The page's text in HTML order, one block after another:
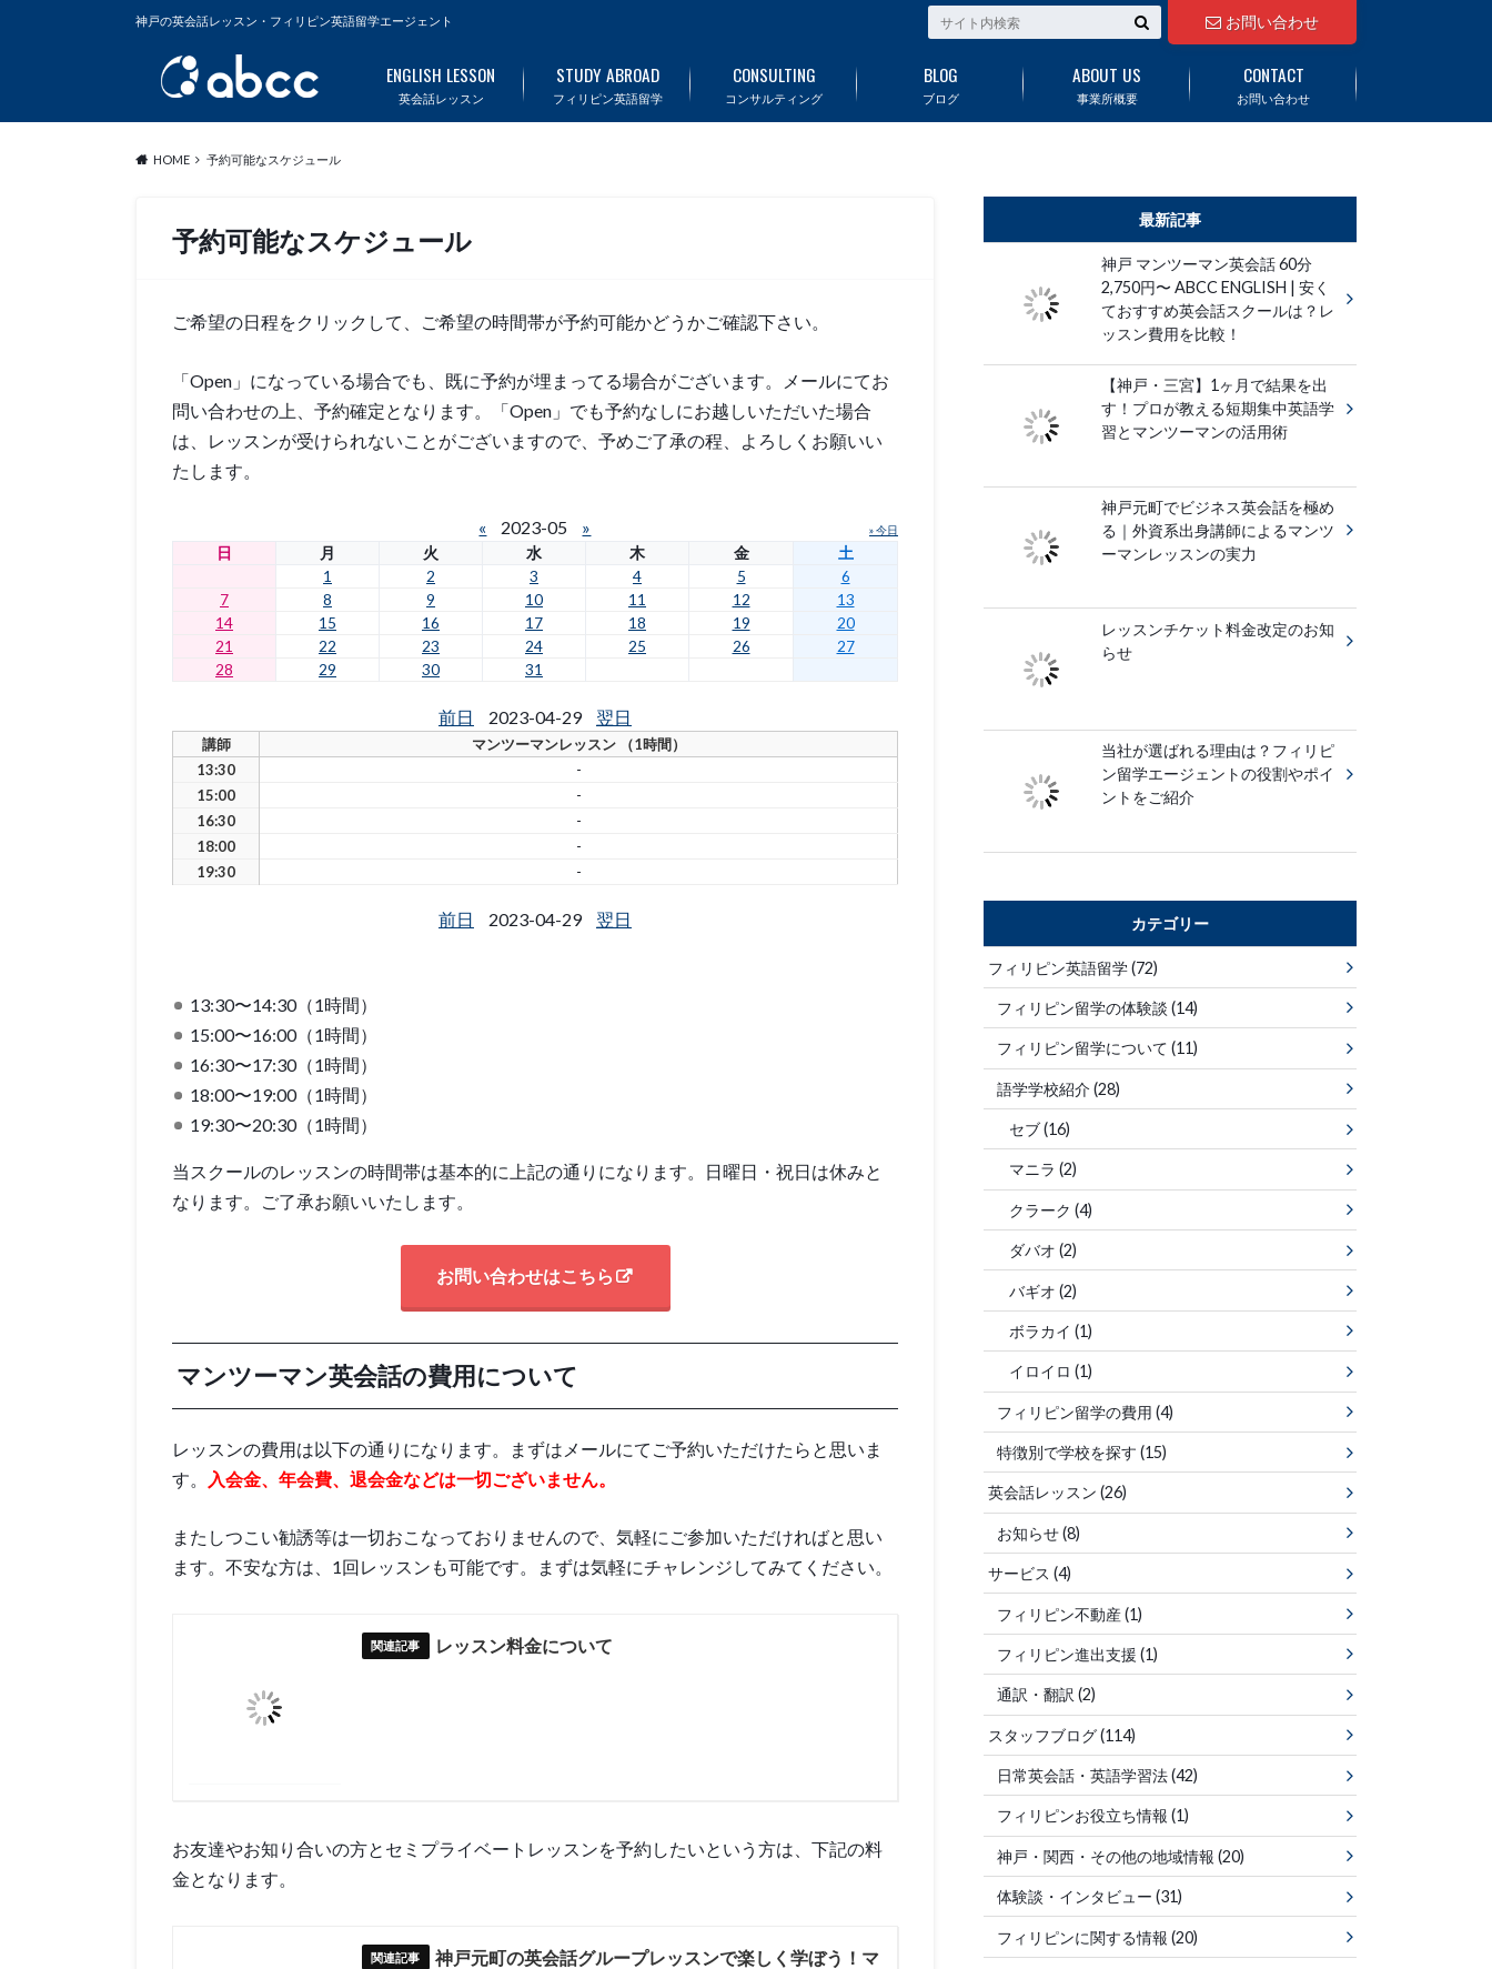
神戸の英会話レッスン・フィリピン英語留学エージェント お問い合わせ
英会話レッスン
ENGLISH LESSON
フィリピン英語留学
STUDY ABROAD
コンサルティング
CONSULTING
ブログ
BLOG
事業所概要
ABOUT US
お問い合わせ
CONTACT
HOME 予約可能なスケジュール
予約可能なスケジュール
ご希望の日程をクリックして、ご希望の時間帯が予約可能かどうかご確認下さい。
「Open」になっている場合でも、既に予約が埋まってる場合がございます。メールにてお
問い合わせの上、予約確定となります。「Open」でも予約なしにお越しいただいた場合
は、レッスンが受けられないことがございますので、予めご了承の程、よろしくお願いい
たします。
« 2023-05 » » 今日
日 月 火 水 木 金
土
1
2 3 4 5
6
7
8 9 10 11 12
13
14
15 16 17 18 19
20
21
22 23 24 25 26
27
28
29 30 31
前日 2023-04-29 翌日
講師
マンツーマンレッスン （1時間）
13:30
-
15:00
-
16:30
-
18:00
-
19:30
-
前日 2023-04-29 翌日
13:30〜14:30（1時間）
15:00〜16:00（1時間）
16:30〜17:30（1時間）
18:00〜19:00（1時間）
19:30〜20:30（1時間）
当スクールのレッスンの時間帯は基本的に上記の通りになります。日曜日・祝日は休みと
なります。ご了承お願いいたします。
お問い合わせはこちら
マンツーマン英会話の費用について
レッスンの費用は以下の通りになります。まずはメールにてご予約いただけたらと思いま
す。
入会金、年会費、退会金などは一切ございません。
またしつこい勧誘等は一切おこなっておりませんので、気軽にご参加いただければと思い
ます。不安な方は、1回レッスンも可能です。まずは気軽にチャレンジしてみてください。
レッスン料金について
お友達やお知り合いの方とセミプライベートレッスンを予約したいという方は、下記の料
金となります。
神戸元町の英会話グループレッスンで楽しく学ぼう！マ
最新記事
神戸 マンツーマン英会話 60分
2,750円〜 ABCC ENGLISH | 安く
ておすすめ英会話スクールは？レ
ッスン費用を比較！
【神戸・三宮】1ヶ月で結果を出
す！プロが教える短期集中英語学
習とマンツーマンの活用術
神戸元町でビジネス英会話を極め
る｜外資系出身講師によるマンツ
ーマンレッスンの実力
レッスンチケット料金改定のお知
らせ
当社が選ばれる理由は？フィリピ
ン留学エージェントの役割やポイ
ントをご紹介
カテゴリー
フィリピン英語留学(72)
フィリピン留学の体験談 (14)
フィリピン留学について (11)
語学学校紹介 (28)
セブ(16)
マニラ(2)
クラーク(4)
ダバオ(2)
バギオ(2)
ボラカイ(1)
イロイロ(1)
フィリピン留学の費用 (4)
特徴別で学校を探す (15)
英会話レッスン(26)
お知らせ(8)
サービス(4)
フィリピン不動産(1)
フィリピン進出支援 (1)
通訳・翻訳 (2)
スタッフブログ(114)
日常英会話・英語学習法(42)
フィリピンお役立ち情報 (1)
神戸・関西・その他の地域情報 (20)
体験談・インタビュー (31)
フィリピンに関する情報 (20)